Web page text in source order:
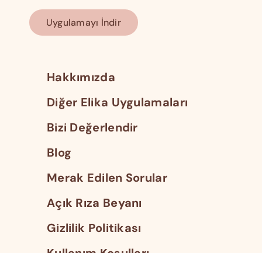
Uygulamayı İndir
Hakkımızda
Diğer Elika Uygulamaları
Bizi Değerlendir
Blog
Merak Edilen Sorular
Açık Rıza Beyanı
Gizlilik Politikası